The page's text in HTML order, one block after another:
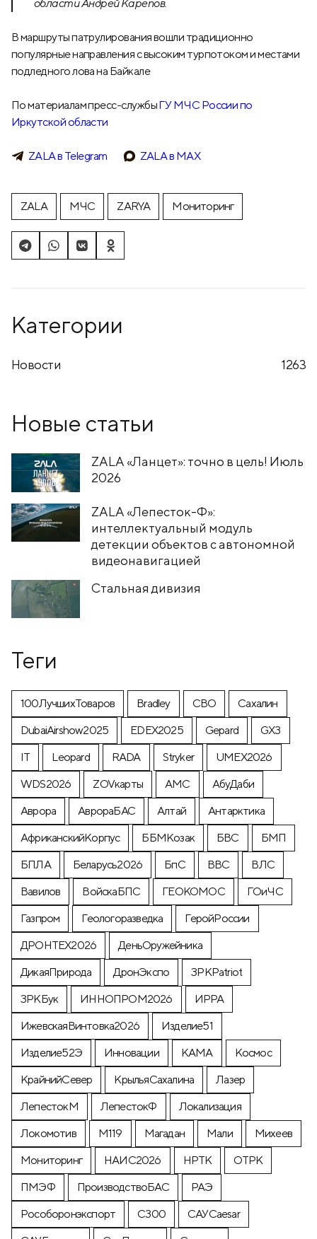
области Андрей Карепов.
В маршруты патрулирования вошли традиционно
популярные направления с высоким турпотоком и местами
подледного лова на Байкале
По материалам пресс-службыГУ МЧС России по
Иркутской области
ZALA в Telegram ZALA в МАХ
ZALA МЧС ZARYA Мониторинг
Категории
Новости 1263
Новые статьи
ZALA «Ланцет»: точно в цель! Июль
2026
ZALA «Лепесток-Ф»:
интеллектуальный модуль
детекции объектов с автономной
видеонавигацией
Стальная дивизия
Теги
100ЛучшихТоваров Bradley CВО
Cахалин
DubaiAirshow2025
EDEX2025 Gepard
GX3
IT
Leopard RADA Stryker
UMEX2026
WDS2026
ZOVкарты АМС
АбуДаби
Аврора
АврораБАС Алтай
Антарктика
АфриканскийКорпус
ББМКозак БВС
БМП
БПЛА
Беларусь2026 БпС ВВС
ВЛС
Вавилов
ВойскаБПС ГЕОКОМОС
ГОиЧС
Газпром
Геологоразведка
ГеройРоссии
ДРОНТЕХ2026
ДеньОружейника
ДикаяПрирода
ДронЭкспо
ЗРКPatriot
ЗРКБук
ИННОПРОМ2026
ИРРА
ИжевскаяВинтовка2026
Изделие51
Изделие52Э
Инновации КАМА
Космос
КрайнийСевер
КрыльяСахалина
Лазер
ЛепестокМ
ЛепестокФ
Локализация
Локомотив
М119 Магадан Мали
Михеев
Мониторинг
НАИС2026 НРТК
ОТРК
ПМЭФ
ПроизводствоБАС
РАЭ
Рособоронэкспорт
С300
САУCaesar